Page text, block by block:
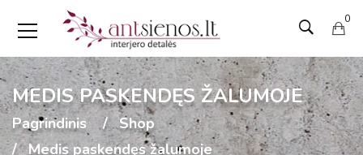
0
MEDIS PASKENDĘS ŽALUMOJE
Pagrindinis
Shop
Medis paskendęs žalumoje